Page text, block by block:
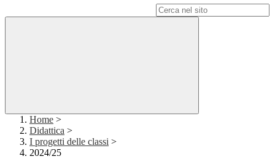
Home >
Didattica >
I progetti delle classi >
2024/25